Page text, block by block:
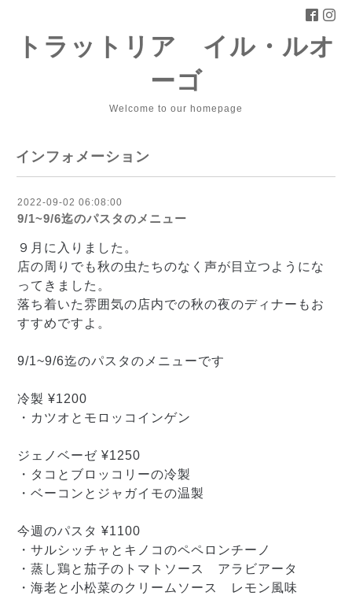
トラットリア イル・ルオ
ーゴ
Welcome to our homepage
インフォメーション
2022-09-02 06:08:00
9/1~9/6迄のパスタのメニュー
９月に入りました。
店の周りでも秋の虫たちのなく声が目立つようにな
ってきました。
落ち着いた雰囲気の店内での秋の夜のディナーもお
すすめですよ。
9/1~9/6迄のパスタのメニューです
冷製 ¥1200
・カツオとモロッコインゲン
ジェノベーゼ ¥1250
・タコとブロッコリーの冷製
・ベーコンとジャガイモの温製
今週のパスタ ¥1100
・サルシッチャとキノコのペペロンチーノ
・蒸し鶏と茄子のトマトソース アラビアータ
・海老と小松菜のクリームソース レモン風味